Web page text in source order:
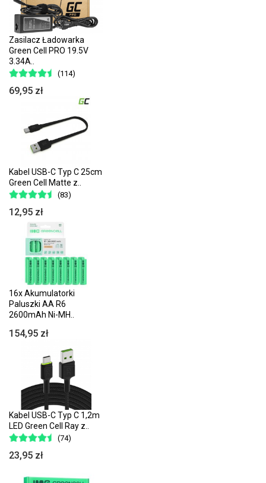
Zasilacz Ładowarka
Green Cell PRO 19.5V
3.34A..
(114)
69,95 zł
Kabel USB-C Typ C 25cm
Green Cell Matte z..
(83)
12,95 zł
16x Akumulatorki
Paluszki AA R6
2600mAh Ni-MH..
154,95 zł
Kabel USB-C Typ C 1,2m
LED Green Cell Ray z..
(74)
23,95 zł